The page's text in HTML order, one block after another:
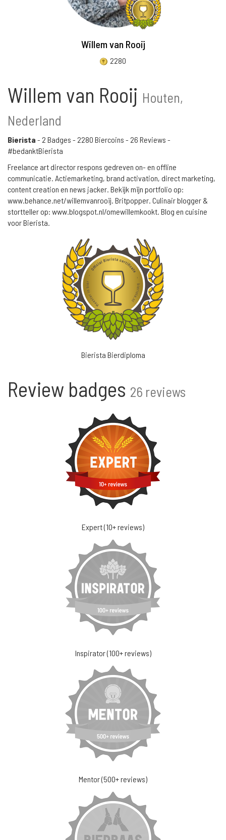
Willem van Rooij
2280
Willem van Rooij Houten,
Nederland
Bierista - 2 Badges - 2280 Biercoins - 26 Reviews -
#bedanktBierista
Freelance art director respons gedreven on- en offline
communicatie. Actiemarketing, brand activation, direct marketing,
content creation en news jacker. Bekijk mijn portfolio op:
www.behance.net/willemvanrooij. Britpopper. Culinair blogger &
stortteller op: www.blogspot.nl/omewillemkookt. Blog en cuisine
voor Bierista.
Bierista Bierdiploma
Review badges 26 reviews
Expert (10+ reviews)
Inspirator (100+ reviews)
Mentor (500+ reviews)